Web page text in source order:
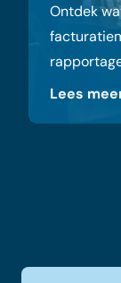
Ontdek
Lees